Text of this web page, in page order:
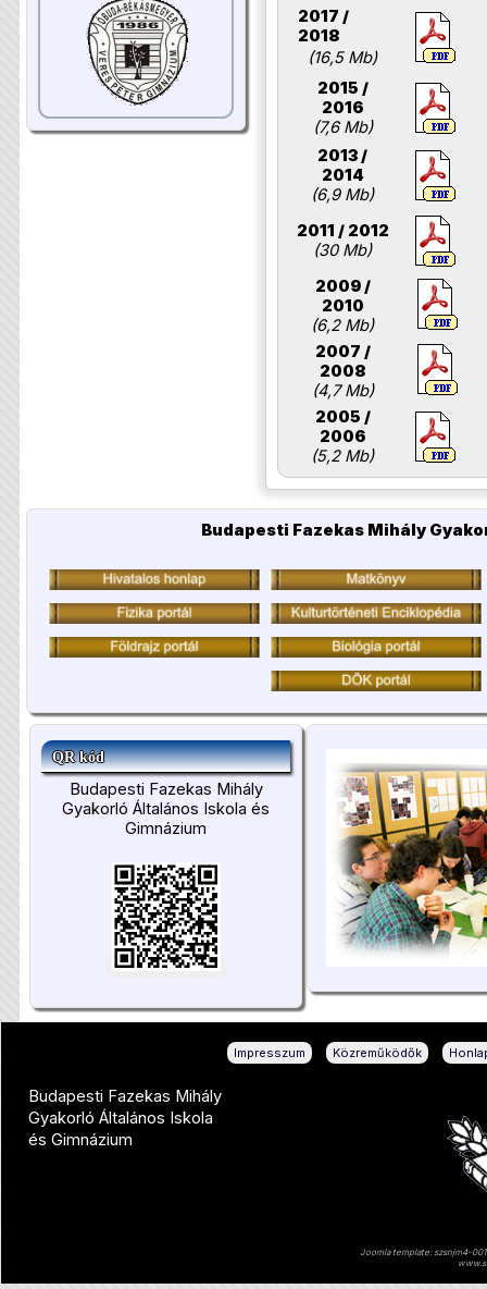
2017 /
2018
(16,5 Mb)
2015 /
2016
(7,6 Mb)
2013 /
2014
(6,9 Mb)
2011 / 2012
(30 Mb)
2009 /
2010
(6,2 Mb)
2007 /
2008
(4,7 Mb)
2005 /
2006
(5,2 Mb)
Budapesti Fazekas Mihály
QR kód
Budapesti Fazekas Mihály
Gyakorló Általános Iskola és
Gimnázium
Impresszum Közreműködők
Budapesti Fazekas Mihály
Gyakorló Általános Iskola
és Gimnázium
Joomla template: szsnjm4-